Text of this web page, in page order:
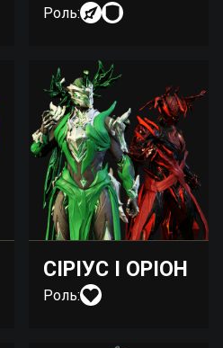
Роль:
СІРІУС І ОРІОН
Роль: